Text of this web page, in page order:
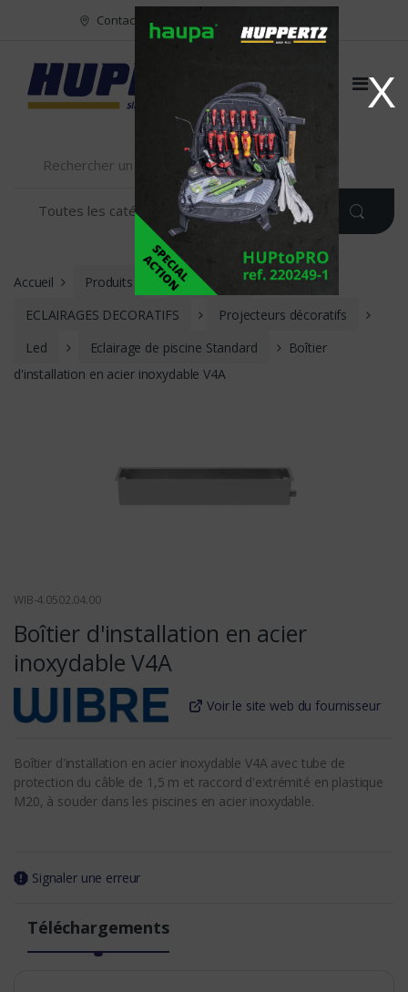
X
Vers le content Contact
Accueil Produits
ECLAIRAGE
ECLAIRAGES DECORATIFS
Projecteurs décoratifs
Led
Eclairage de piscine Standard
Boîtier
d'installation en acier inoxydable V4A
WIB-4.0502.04.00
Boîtier d'installation en acier
inoxydable V4A
Voir le site web du fournisseur
Boîtier d'installation en acier inoxydable V4A avec tube de
protection du câble de 1,5 m et raccord d'extrémité en plastique
M20, à souder dans les piscines en acier inoxydable.
Signaler une erreur
Téléchargements